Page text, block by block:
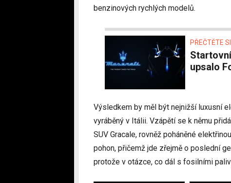
benzinových rychlých modelů.
PŘEČTĚTE
Startovní pole se znovu rozrůstá. Maserati se
upsalo
Výsledkem by měl být nejnižší luxusní
vyráběný v Itálii. Vzápětí se k němu
SUV Gracale, rovněž poháněné
pohon, přičemž jde zřejmě o poslední
protože v otázce, co dál s fosilními